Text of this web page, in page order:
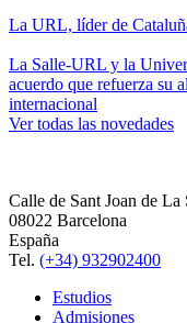
La URL, líder de
La Salle-URL y la
acuerdo que refuerza su
internacional
Ver todas las novedades
Calle de Sant Joan de La
08022 Barcelona
España
Tel. (+34) 932902400
Estudios
Admisiones